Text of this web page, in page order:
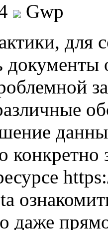
Gwp
для
документы
конкретно
даже